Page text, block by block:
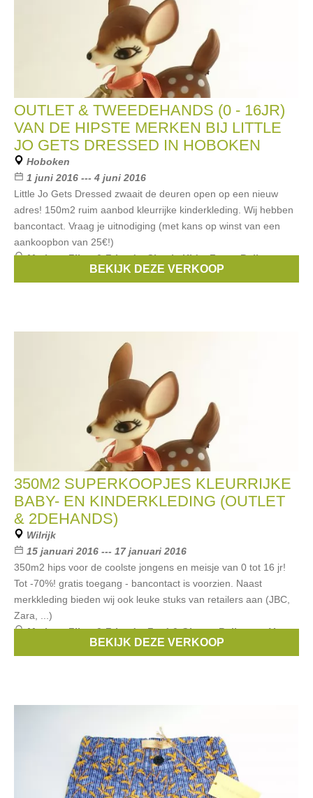
OUTLET & TWEEDEHANDS (0 - 16JR)
VAN DE HIPSTE MERKEN BIJ LITTLE
JO GETS DRESSED IN HOBOKEN
Hoboken
1 juni 2016 --- 4 juni 2016
Little Jo Gets Dressed zwaait de deuren open op een nieuw
adres! 150m2 ruim aanbod kleurrijke kinderkleding. Wij hebben
bancontact. Vraag je uitnodiging (met kans op winst van een
aankoopbon van 25€!)
Merken:Filou & Friends,Simple Kids,Zorra,Bellerose,
BEKIJK DEZE VERKOOP
350M2 SUPERKOOPJES KLEURRIJKE
BABY- EN KINDERKLEDING (OUTLET
& 2DEHANDS)
Wilrijk
15 januari 2016 --- 17 januari 2016
350m2 hips voor de coolste jongens en meisje van 0 tot 16 jr!
Tot -70%! gratis toegang - bancontact is voorzien. Naast
merkkleding bieden wij ook leuke stuks van retailers aan (JBC,
Zara, ...)
Merken:Filou & Friends,Fred & Ginger,Bellerose,Van
, ...
BEKIJK DEZE VERKOOP